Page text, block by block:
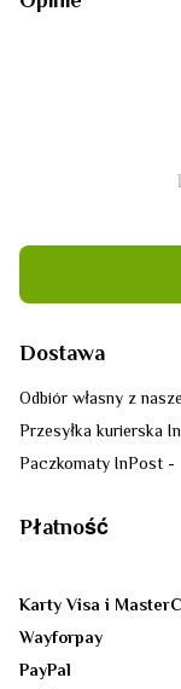
Dostawa
Odbiór własny z
Przesyłka kurierska
Paczkomaty InPost -
Płatność
Karty Visa i
Wayforpay
PayPal